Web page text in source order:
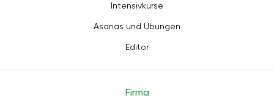
Intensivkurse
Asanas und Übungen
Editor
Firma